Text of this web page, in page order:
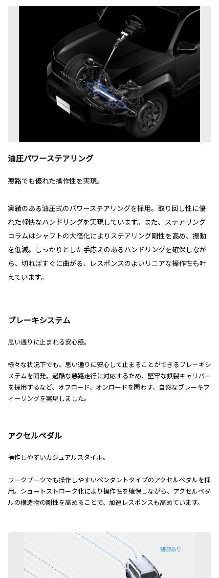
油圧パワーステアリング
悪路でも優れた操作性を実現。
実績のある油圧式のパワーステアリングを採用。取り回し性に優
れた軽快なハンドリングを実現しています。また、ステアリング
コラムはシャフトの大径化によりステアリング剛性を高め、振動
を低減。しっかりとした手応えのあるハンドリングを確保しなが
ら、切ればすぐに曲がる、レスポンスのよいリニアな操作性も叶
えています。
ブレーキシステム
思い通りに止まれる安心感。
様々な状況下でも、思い通りに安心して止まることができるブレーキシ
ステムを開発。過酷な悪路走行に対応するため、堅牢な鉄製キャリパー
を採用するなど、オフロード、オンロードを問わず、自然なブレーキフ
ィーリングを実現しました。
アクセルペダル
操作しやすいカジュアルスタイル。
ワークブーツでも操作しやすいペンダントタイプのアクセルペダルを採
用。ショートストローク化により操作性を確保しながら、アクセルペダ
ルの構造物の剛性を高めることで、加速レスポンスも高めています。